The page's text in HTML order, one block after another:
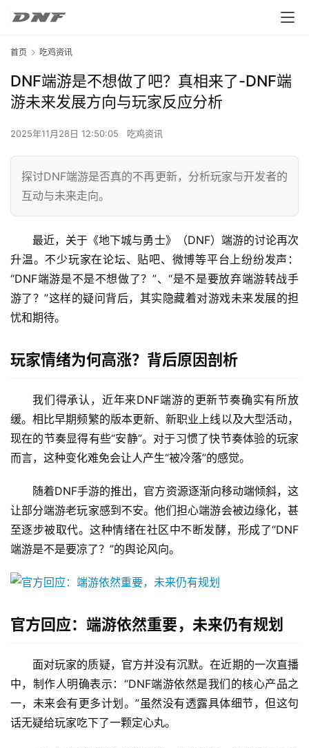
首页 吃鸡资讯
DNF端游是不想做了吧？真相来了-DNF端
游未来发展方向与玩家反应分析
2025年11月28日 12:50:05 吃鸡资讯
探讨DNF端游是否真的不再更新，分析玩家与开发者的
互动与未来走向。
最近，关于《地下城与勇士》（DNF）端游的讨论再次
升温。不少玩家在论坛、贴吧、微博等平台上纷纷发声：
“DNF端游是不是不想做了？”、“是不是要放弃端游转战手
游了？”这样的疑问背后，其实隐藏着对游戏未来发展的担
忧和期待。
玩家情绪为何高涨？背后原因剖析
我们得承认，近年来DNF端游的更新节奏确实有所放
缓。相比早期频繁的版本更新、新职业上线以及大型活动，
现在的节奏显得有些“安静”。对于习惯了快节奏体验的玩家
而言，这种变化难免会让人产生“被冷落”的感觉。
随着DNF手游的推出，官方资源逐渐向移动端倾斜，这
让部分端游老玩家感到不安。他们担心端游会被边缘化，甚
至逐步被取代。这种情绪在社区中不断发酵，形成了“DNF
端游是不是要凉了？”的舆论风向。
官方回应：端游依然重要，未来仍有规划
面对玩家的质疑，官方并没有沉默。在近期的一次直播
中，制作人明确表示：“DNF端游依然是我们的核心产品之
一，未来会有更多计划。”虽然没有透露具体细节，但这句
话无疑给玩家吃下了一颗定心丸。